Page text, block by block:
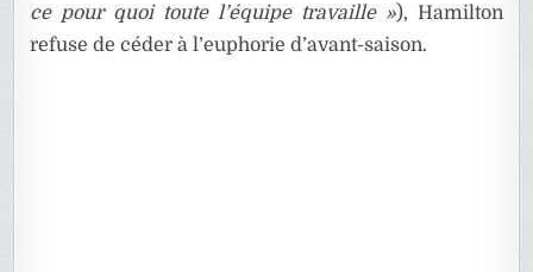
ce pour quoi toute l’équipe travaille »), Hamilton
refuse de céder à l’euphorie d’avant-saison.